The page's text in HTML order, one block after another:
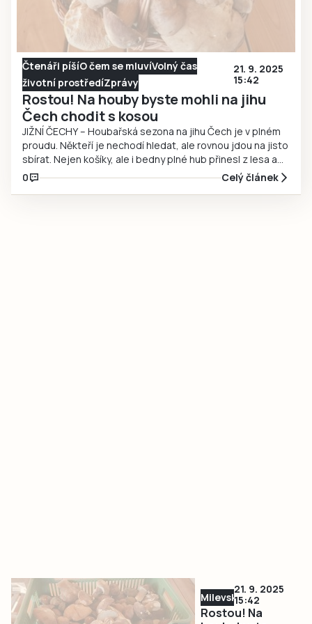
Čtenáři píšíO čem se mluvíVolný čas
životní prostředíZprávy
21. 9. 2025
15:42
Rostou! Na houby byste mohli na jihu
Čech chodit s kosou
JIŽNÍ ČECHY – Houbařská sezona na jihu Čech je v plném
proudu. Někteří je nechodí hledat, ale rovnou jdou na jisto
sbírat. Nejen košíky, ale i bedny plné hub přinesl z lesa a
vyfotografoval houbař na Milevsku v jižních Čechách. O
0 Celý článek
Milevsko
21. 9. 2025
15:42
Rostou! Na